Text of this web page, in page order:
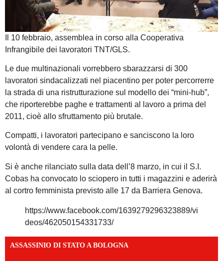
Il 10 febbraio, assemblea in corso alla Cooperativa
Infrangibile dei lavoratori TNT/GLS.
Le due multinazionali vorrebbero sbarazzarsi di 300
lavoratori sindacalizzati nel piacentino per poter percorrerre
la strada di una ristrutturazione sul modello dei “mini-hub”,
che riporterebbe paghe e trattamenti al lavoro a prima del
2011, cioè allo sfruttamento più brutale.
Compatti, i lavoratori partecipano e sanciscono la loro
volontà di vendere cara la pelle.
Si è anche rilanciato sulla data dell’8 marzo, in cui il S.I.
Cobas ha convocato lo sciopero in tutti i magazzini e aderirà
al cortro femminista previsto alle 17 da Barriera Genova.
https://www.facebook.com/1639279296323889/vi
deos/462050154331733/
ASSASSINIO DI STATO A BOLOGNA